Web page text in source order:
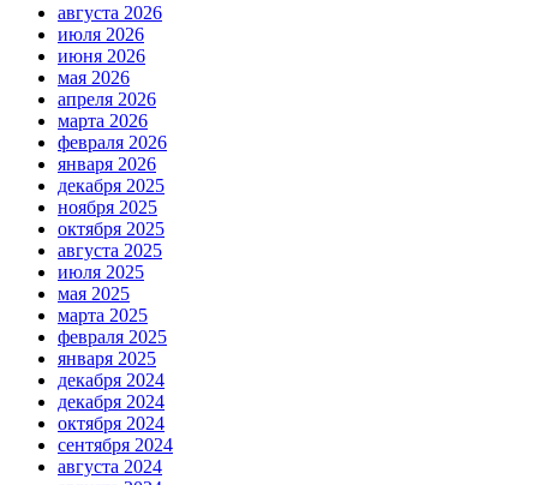
августа 2026
июля 2026
июня 2026
мая 2026
апреля 2026
марта 2026
февраля 2026
января 2026
декабря 2025
ноября 2025
октября 2025
августа 2025
июля 2025
мая 2025
марта 2025
февраля 2025
января 2025
декабря 2024
декабря 2024
октября 2024
сентября 2024
августа 2024